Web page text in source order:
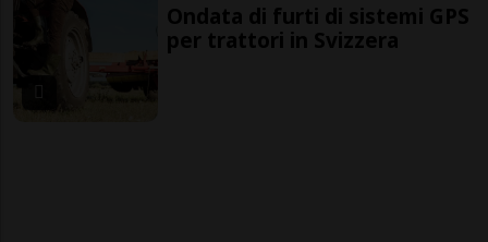
Ondata di furti di sistemi GPS
per trattori in Svizzera